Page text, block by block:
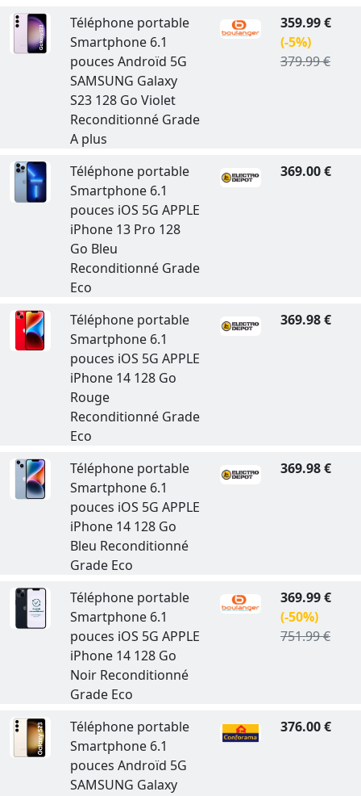
Téléphone portable
Smartphone 6.1
pouces Androïd 5G
SAMSUNG Galaxy
S23 128 Go Violet
Reconditionné Grade
A plus
359.99 €
(-5%)
379.99 €
Téléphone portable
Smartphone 6.1
pouces iOS 5G APPLE
iPhone 13 Pro 128
Go Bleu
Reconditionné Grade
Eco
369.00 €
Téléphone portable
Smartphone 6.1
pouces iOS 5G APPLE
iPhone 14 128 Go
Rouge
Reconditionné Grade
Eco
369.98 €
Téléphone portable
Smartphone 6.1
pouces iOS 5G APPLE
iPhone 14 128 Go
Bleu Reconditionné
Grade Eco
369.98 €
Téléphone portable
Smartphone 6.1
pouces iOS 5G APPLE
iPhone 14 128 Go
Noir Reconditionné
Grade Eco
369.99 €
(-50%)
751.99 €
Téléphone portable
Smartphone 6.1
pouces Androïd 5G
SAMSUNG Galaxy
376.00 €